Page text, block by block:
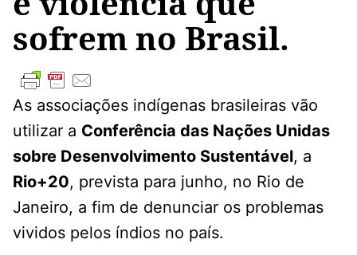
sofrem no Brasil.
As associações indígenas brasileiras vão
utilizar a Conferência das Nações Unidas
sobre Desenvolvimento Sustentável, a
Rio+20, prevista para junho, no Rio de
Janeiro, a fim de denunciar os problemas
vividos pelos índios no país.